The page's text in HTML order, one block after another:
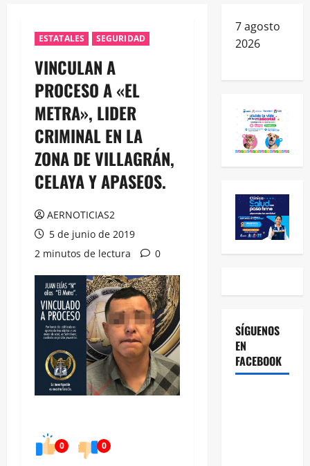
ESTATALES SEGURIDAD
VINCULAN A
PROCESO A «EL
METRA», LIDER
CRIMINAL EN LA
ZONA DE VILLAGRÁN,
CELAYA Y APASEOS.
AERNOTICIAS2
5 de junio de 2019
2 minutos de lectura
0
0 0
7 agosto
2026
SÍGUENOS
EN
FACEBOOK